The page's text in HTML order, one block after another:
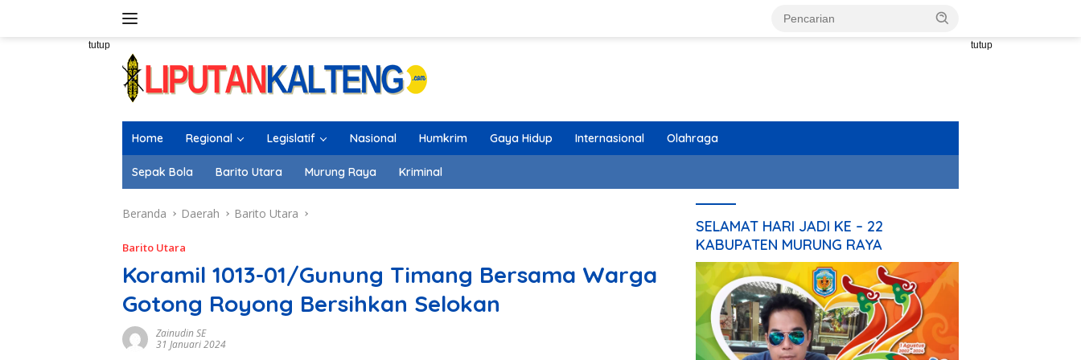
tutup tutup
Home Regional Legislatif Nasional Humkrim Gaya Hidup Internasional Olahraga
Sepak Bola Barito Utara Murung Raya Kriminal
Beranda Daerah Barito Utara
Barito Utara
Koramil 1013-01/Gunung Timang Bersama Warga
Gotong Royong Bersihkan Selokan
Zainudin SE
31 Januari 2024
SELAMAT HARI JADI KE – 22
KABUPATEN MURUNG RAYA